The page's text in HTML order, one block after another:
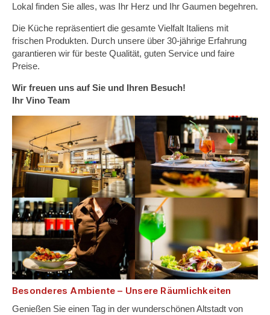
Lokal finden Sie alles, was Ihr Herz und Ihr Gaumen begehren.
Die Küche repräsentiert die gesamte Vielfalt Italiens mit
frischen Produkten. Durch unsere über 30-jährige Erfahrung
garantieren wir für beste Qualität, guten Service und faire
Preise.
Wir freuen uns auf Sie und Ihren Besuch!
Ihr Vino Team
Besonderes Ambiente – Unsere Räumlichkeiten
Genießen Sie einen Tag in der wunderschönen Altstadt von